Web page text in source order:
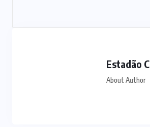
Estadão
About Author